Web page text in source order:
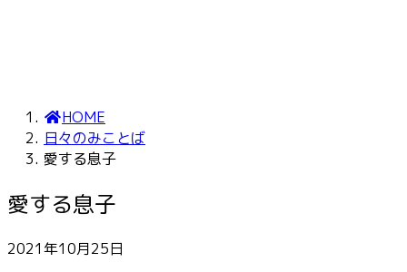
HOME
日々のみことば
愛する息子
愛する息子
2021年10月25日